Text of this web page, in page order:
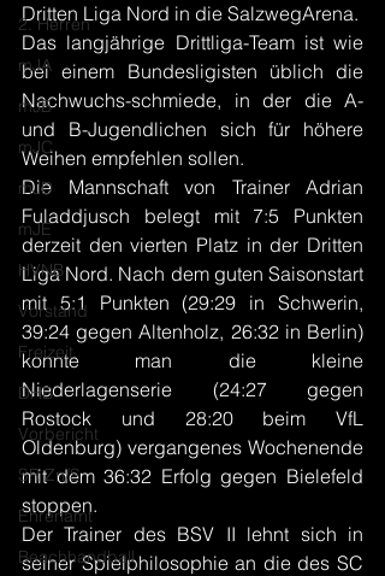
2. Herren
mJA
mJB
mJC
mJD
mJE
HVNB
Vorstand
Freizeit
DHB
Vorbericht
SR Zn/S
Ehrenamt
Beachhandball
Dritten Liga Nord in die SalzwegArena.
Das langjährige Drittliga-Team ist wie
bei einem Bundesligisten üblich die
Nachwuchs-schmiede, in der die A-
und B-Jugendlichen sich für höhere
Weihen empfehlen sollen.
Die Mannschaft von Trainer Adrian
Fuladdjusch belegt mit 7:5 Punkten
derzeit den vierten Platz in der Dritten
Liga Nord. Nach dem guten Saisonstart
mit 5:1 Punkten (29:29 in Schwerin,
39:24 gegen Altenholz, 26:32 in Berlin)
konnte man die kleine
Niederlagenserie (24:27 gegen
Rostock und 28:20 beim VfL
Oldenburg) vergangenes Wochenende
mit dem 36:32 Erfolg gegen Bielefeld
stoppen.
Der Trainer des BSV II lehnt sich in
seiner Spielphilosophie an die des SC